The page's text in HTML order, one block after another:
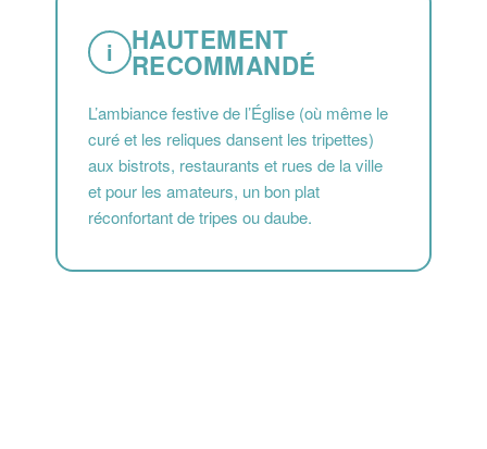
i HAUTEMENT
RECOMMANDÉ
L’ambiance festive de l’Église (où même le
curé et les reliques dansent les tripettes)
aux bistrots, restaurants et rues de la ville
et pour les amateurs, un bon plat
réconfortant de tripes ou daube.